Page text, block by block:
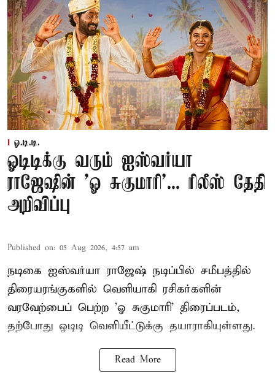
ஓ.டி.டி.
ஓடிடிக்கு வரும் ஐஸ்வர்யா
ராஜேஷின் 'ஓ சுகுமாரி'... ரிலீஸ் தேதி
அறிவிப்பு
Published on: 05 Aug 2026, 4:57 am
நடிகை ஐஸ்வர்யா ராஜேஷ் நடிப்பில் சமீபத்தில்
திரையரங்குகளில் வெளியாகி ரசிகர்களின்
வரவேற்பைப் பெற்ற 'ஓ சுகுமாரி' திரைப்படம்,
தற்போது ஓடிடி வெளியீட்டுக்கு தயாராகியுள்ளது.
Read More